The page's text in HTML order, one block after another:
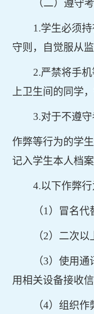
（二）遵守
1.学生必须
守则，自觉服从
2.严禁将手
上卫生间的同学
3.对于不遵
作弊等行为的学
记入学生本人档案
4.以下作弊行
（1）冒名代
（2）二次以
（3）使用通
用相关设备接收
（4）组织作